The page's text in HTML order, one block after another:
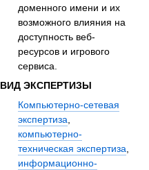
доменного имени и их
возможного влияния на
доступность веб-
ресурсов и игрового
сервиса.
ВИД ЭКСПЕРТИЗЫ
Компьютерно-сетевая
экспертиза
компьютерно-
техническая экспертиза
информационно-